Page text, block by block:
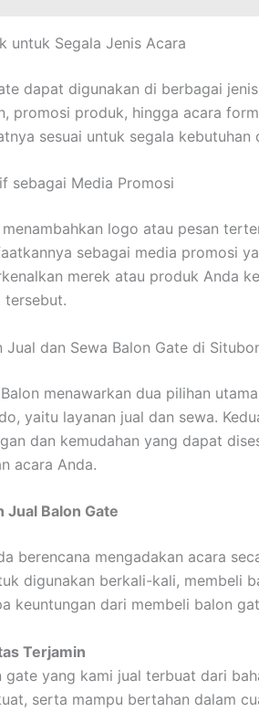
untuk Segala Jenis Acara
dapat digunakan di berbagai
promosi produk, hingga acara
sesuai untuk segala kebutuhan
sebagai Media Promosi
menambahkan logo atau pesan
sebagai media promosi
merek atau produk Anda
tersebut.
Jual dan Sewa Balon Gate di
menawarkan dua pilihan
yaitu layanan jual dan sewa.
dan kemudahan yang dapat
acara Anda.
Jual Balon Gate
berencana mengadakan acara
digunakan berkali-kali, membeli
keuntungan dari membeli balon
Terjamin
gate yang kami jual terbuat dari
serta mampu bertahan dalam